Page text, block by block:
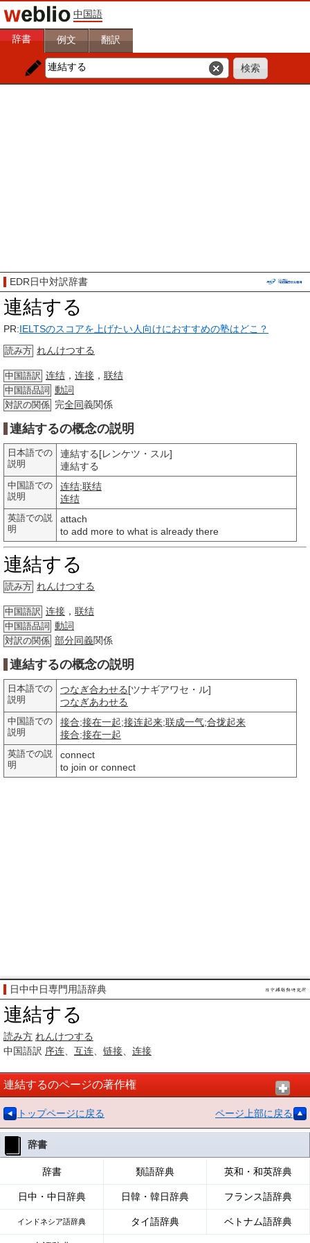
中国語
辞書 例文 翻訳
EDR日中対訳辞書
連結する
PR:IELTSのスコアを上げたい人向けにおすすめの塾はどこ？
読み方 れんけつする
中国語訳 连结 ， 连接 ， 联结
中国語品詞 動詞
対訳の関係 完全同義関係
連結するの概念の説明
日本語での
説明
連結する[レンケツ・スル]
連結する
中国語での
説明
连结;联结
连结
英語での説
明
attach
to add more to what is already there
連結する
読み方 れんけつする
中国語訳 连接 ， 联结
中国語品詞 動詞
対訳の関係 部分同義関係
連結するの概念の説明
日本語での
説明
つなぎ合わせる[ツナギアワセ・ル]
つなぎあわせる
中国語での
説明
接合;接在一起;接连起来;联成一气;合拢起来
接合;接在一起
英語での説
明
connect
to join or connect
日中中日専門用語辞典
連結する
読み方 れんけつする
中国語訳 序连 互连 链接 连接
連結するのページの著作権
トップページに戻る ページ上部に戻る
辞書
辞書 類語辞典 英和・和英辞典
日中・中日辞典 日韓・韓日辞典 フランス語辞典
インドネシア語辞典 タイ語辞典 ベトナム語辞典